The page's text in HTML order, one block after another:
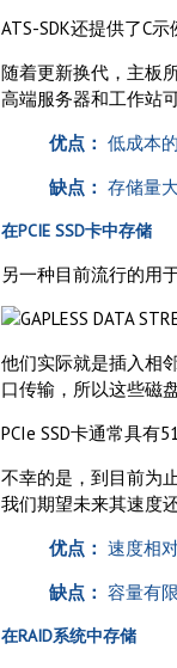
ATS-SDK还提供了C
随着更新换代，主板
高端服务器和工作站
优点： 低成本
缺点： 存储量
在PCIE SSD卡中存储
另一种目前流行的用
他们实际就是插入相
口传输，所以这些磁
PCIe SSD卡通常具有
不幸的是，到目前为
我们期望未来其速度
优点： 速度相
缺点： 容量有
在RAID系统中存储